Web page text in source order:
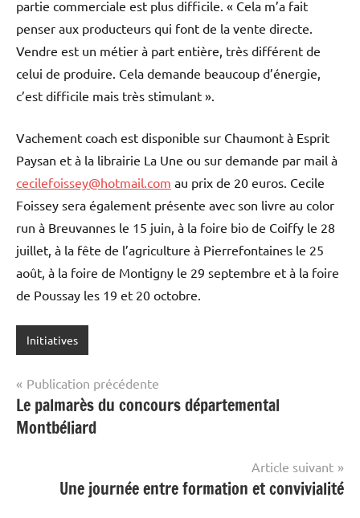
partie commerciale est plus difficile. « Cela m’a fait
penser aux producteurs qui font de la vente directe.
Vendre est un métier à part entière, très différent de
celui de produire. Cela demande beaucoup d’énergie,
c’est difficile mais très stimulant ».
Vachement coach est disponible sur Chaumont à Esprit
Paysan et à la librairie La Une ou sur demande par mail à
cecilefoissey@hotmail.com au prix de 20 euros. Cecile
Foissey sera également présente avec son livre au color
run à Breuvannes le 15 juin, à la foire bio de Coiffy le 28
juillet, à la fête de l’agriculture à Pierrefontaines le 25
août, à la foire de Montigny le 29 septembre et à la foire
de Poussay les 19 et 20 octobre.
Initiatives
Navigation
de
l’article
Publication précédente
Le palmarès du concours départemental
Montbéliard
Article suivant
Une journée entre formation et convivialité